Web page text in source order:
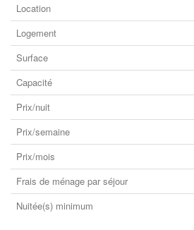
Location
Logement
Surface
Capacité
Prix/nuit
Prix/semaine
Prix/mois
Frais de ménage par séjour
Nuitée(s) minimum